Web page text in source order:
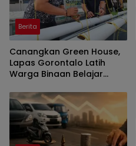
Berita
Canangkan Green House,
Lapas Gorontalo Latih
Warga Binaan Belajar